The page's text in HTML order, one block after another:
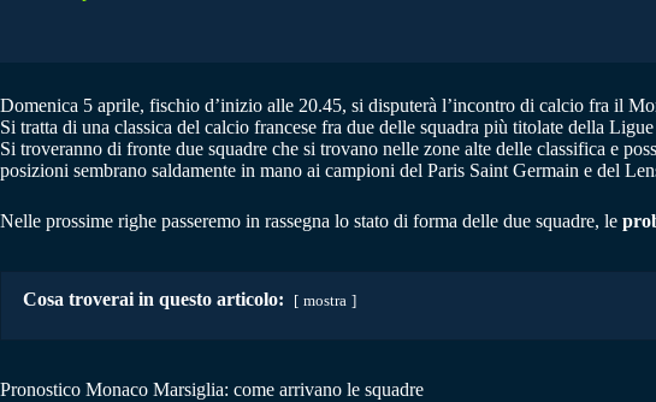
Domenica 5 aprile, fischio d’inizio alle 20.45, si disputerà l’incontro di calcio fra il
Si tratta di una classica del calcio francese fra due delle squadra più titolate della
Si troveranno di fronte due squadre che si trovano nelle zone alte delle classifica e
posizioni sembrano saldamente in mano ai campioni del Paris Saint Germain e del
Nelle prossime righe passeremo in rassegna lo stato di forma delle due squadre, le
Cosa troverai in questo articolo: mostra
Pronostico Monaco Marsiglia: come arrivano le squadre